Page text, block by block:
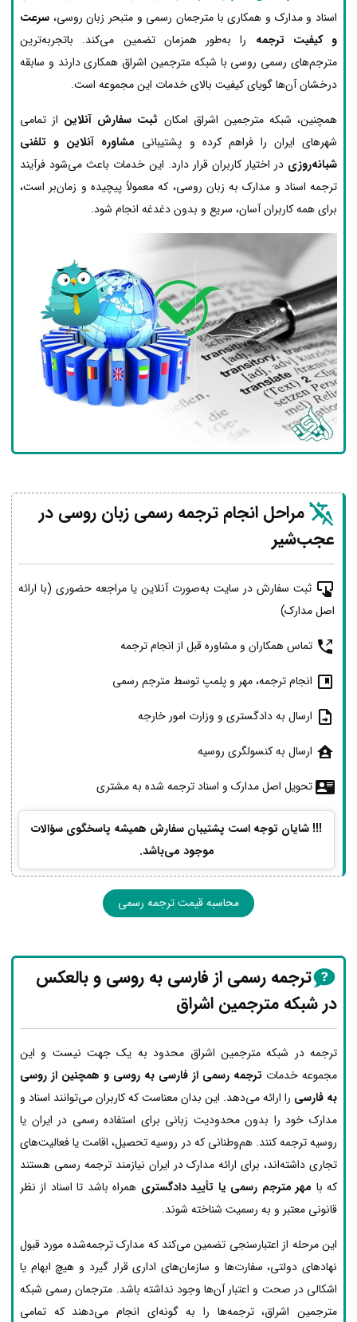
اسناد و مدارک و همکاری با مترجمان رسمی و متبحر زبان روسی، سرعت
و کیفیت ترجمه را به‌طور همزمان تضمین می‌کند. باتجربه‌ترین
مترجم‌های رسمی روسی با شبکه مترجمین اشراق همکاری دارند و سابقه
درخشان آن‌ها گویای کیفیت بالای خدمات این مجموعه است.
همچنین، شبکه مترجمین اشراق امکان ثبت سفارش آنلاین از تمامی
شهرهای ایران را فراهم کرده و پشتیبانی مشاوره آنلاین و تلفنی
شبانه‌روزی در اختیار کاربران قرار دارد. این خدمات باعث می‌شود فرآیند
ترجمه اسناد و مدارک به زبان روسی، که معمولاً پیچیده و زمان‌بر است،
برای همه کاربران آسان، سریع و بدون دغدغه انجام شود.
مراحل انجام ترجمه رسمی زبان روسی در
عجب‌شیر
ثبت سفارش در سایت به‌صورت آنلاین یا مراجعه حضوری (با ارائه
اصل مدارک)
تماس همکاران و مشاوره قبل از انجام ترجمه
انجام ترجمه، مهر و پلمپ توسط مترجم رسمی
ارسال به دادگستری و وزارت امور خارجه
ارسال به کنسولگری روسیه
تحویل اصل مدارک و اسناد ترجمه شده به مشتری
!!! شایان توجه است پشتیبان سفارش همیشه پاسخگوی سؤالات
موجود می‌باشد.
محاسبه قیمت ترجمه رسمی
ترجمه رسمی از فارسی به روسی و بالعکس
در شبکه مترجمین اشراق
ترجمه در شبکه مترجمین اشراق محدود به یک جهت نیست و این
مجموعه خدمات ترجمه رسمی از فارسی به روسی و همچنین از روسی
به فارسی را ارائه می‌دهد. این بدان معناست که کاربران می‌توانند اسناد و
مدارک خود را بدون محدودیت زبانی برای استفاده رسمی در ایران یا
روسیه ترجمه کنند. هم‌وطنانی که در روسیه تحصیل، اقامت یا فعالیت‌های
تجاری داشته‌اند، برای ارائه مدارک در ایران نیازمند ترجمه رسمی هستند
که با مهر مترجم رسمی یا تأیید دادگستری همراه باشد تا اسناد از نظر
قانونی معتبر و به رسمیت شناخته شوند.
این مرحله از اعتبارسنجی تضمین می‌کند که مدارک ترجمه‌شده مورد قبول
نهادهای دولتی، سفارت‌ها و سازمان‌های اداری قرار گیرد و هیچ ابهام یا
اشکالی در صحت و اعتبار آن‌ها وجود نداشته باشد. مترجمان رسمی شبکه
مترجمین اشراق، ترجمه‌ها را به گونه‌ای انجام می‌دهند که تمامی